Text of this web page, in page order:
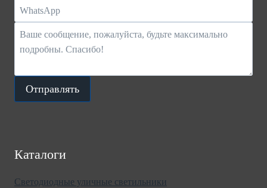
Отправлять
Каталоги
Светодиодные уличные светильники